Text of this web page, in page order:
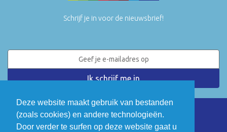
Deze website maakt gebruik van bestanden
(zoals cookies) en andere technologieën.
Door verder te surfen op deze website gaat u
Schrijf je in voor de nieuwsbrief!
LinkedIn Twitter